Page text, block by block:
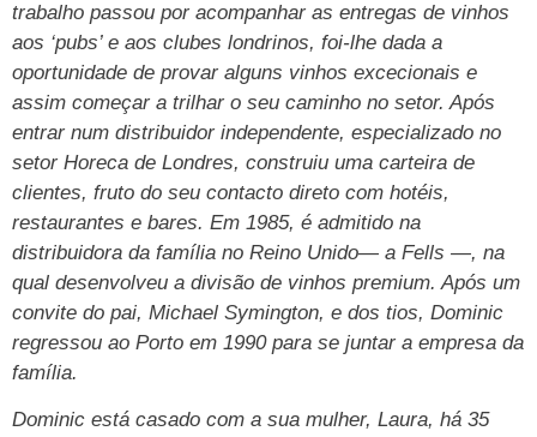
trabalho passou por acompanhar as entregas de vinhos
aos ‘pubs’ e aos clubes londrinos, foi-lhe dada a
oportunidade de provar alguns vinhos excecionais e
assim começar a trilhar o seu caminho no setor. Após
entrar num distribuidor independente, especializado no
setor Horeca de Londres, construiu uma carteira de
clientes, fruto do seu contacto direto com hotéis,
restaurantes e bares. Em 1985, é admitido na
distribuidora da família no Reino Unido— a Fells —, na
qual desenvolveu a divisão de vinhos premium. Após um
convite do pai, Michael Symington, e dos tios, Dominic
regressou ao Porto em 1990 para se juntar a empresa da
família.
Dominic está casado com a sua mulher, Laura, há 35